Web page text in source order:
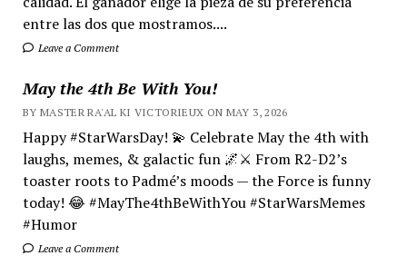
entre las dos que mostramos....
Leave a Comment
May the 4th Be With You!
BY MASTER RA'AL KI VICTORIEUX ON MAY 3, 2026
Happy #StarWarsDay! 💫 Celebrate May the 4th with
laughs, memes, & galactic fun 🌌⚔️ From R2-D2’s
toaster roots to Padmé’s moods — the Force is funny
today! 😂 #MayThe4thBeWithYou #StarWarsMemes
#Humor
Leave a Comment